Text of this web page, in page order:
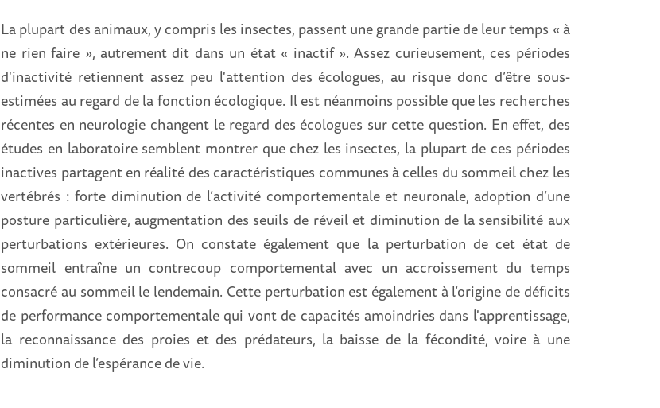
La plupart des animaux, y compris les insectes, passent une grande partie de leur temps « à
ne rien faire », autrement dit dans un état « inactif ». Assez curieusement, ces périodes
d'inactivité retiennent assez peu l'attention des écologues, au risque donc d’être sous-
estimées au regard de la fonction écologique. Il est néanmoins possible que les recherches
récentes en neurologie changent le regard des écologues sur cette question. En effet, des
études en laboratoire semblent montrer que chez les insectes, la plupart de ces périodes
inactives partagent en réalité des caractéristiques communes à celles du sommeil chez les
vertébrés : forte diminution de l’activité comportementale et neuronale, adoption d’une
posture particulière, augmentation des seuils de réveil et diminution de la sensibilité aux
perturbations extérieures. On constate également que la perturbation de cet état de
sommeil entraîne un contrecoup comportemental avec un accroissement du temps
consacré au sommeil le lendemain. Cette perturbation est également à l’origine de déficits
de performance comportementale qui vont de capacités amoindries dans l'apprentissage,
la reconnaissance des proies et des prédateurs, la baisse de la fécondité, voire à une
diminution de l’espérance de vie.